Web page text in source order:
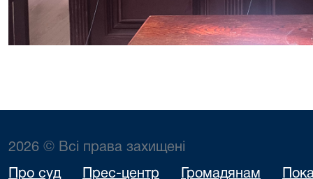
2026 © Всі права захищені
Про суд Прес-центр Громадянам